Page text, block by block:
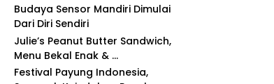
Budaya Sensor Mandiri Dimulai
Dari Diri Sendiri
Julie’s Peanut Butter Sandwich,
Menu Bekal Enak & ...
Festival Payung Indonesia,